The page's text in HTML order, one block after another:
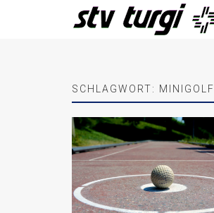
SCHLAGWORT: MINIGOLF